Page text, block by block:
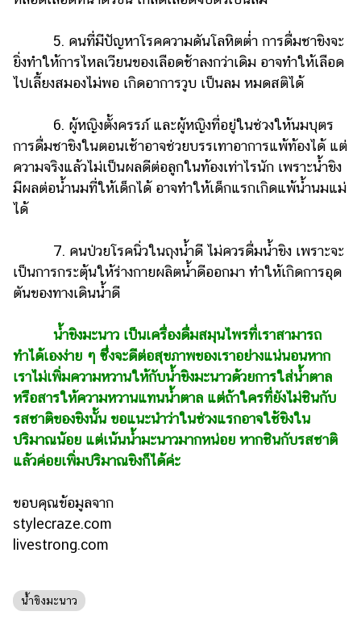
5. คนที่มีปัญหาโรคความดันโลหิตต่ำ การดื่มชาขิงจะ
ยิ่งทำให้การไหลเวียนของเลือดช้าลงกว่าเดิม อาจทำให้เลือด
ไปเลี้ยงสมองไม่พอ เกิดอาการวูบ เป็นลม หมดสติได้
6. ผู้หญิงตั้งครรภ์ และผู้หญิงที่อยู่ในช่วงให้นมบุตร
การดื่มชาขิงในตอนเช้าอาจช่วยบรรเทาอาการแพ้ท้องได้ แต่
ความจริงแล้วไม่เป็นผลดีต่อลูกในท้องเท่าไรนัก เพราะน้ำขิง
มีผลต่อน้ำนมที่ให้เด็กได้ อาจทำให้เด็กแรกเกิดแพ้น้ำนมแม่
ได้
7. คนป่วยโรคนิ่วในถุงน้ำดี ไม่ควรดื่มน้ำขิง เพราะจะ
เป็นการกระตุ้นให้ร่างกายผลิตน้ำดีออกมา ทำให้เกิดการอุด
ตันของทางเดินน้ำดี
น้ำขิงมะนาว เป็นเครื่องดื่มสมุนไพรที่เราสามารถ
ทำได้เองง่าย ๆ ซึ่งจะดีต่อสุขภาพของเราอย่างแน่นอนหาก
เราไม่เพิ่มความหวานให้ก­­­ับน้ำขิงมะนาวด้วยการใส่น้ำตาล
หรือสารให้ความหวานแทนน้ำตาล แต่ถ้าใครที่ยังไม่ชินกับ
รสชาติของขิงนั้น ขอแนะนำว่าในช่วงแรกอาจใช้ขิงใน
ปริมาณน้อย แต่เน้นน้ำมะนาวมากหน่อย หากชินกับรสชาติ
แล้วค่อยเพิ่มปริมาณขิงก็ได้ค่ะ
ขอบคุณข้อมูลจาก
stylecraze.com
livestrong.com
น้ำขิงมะนาว